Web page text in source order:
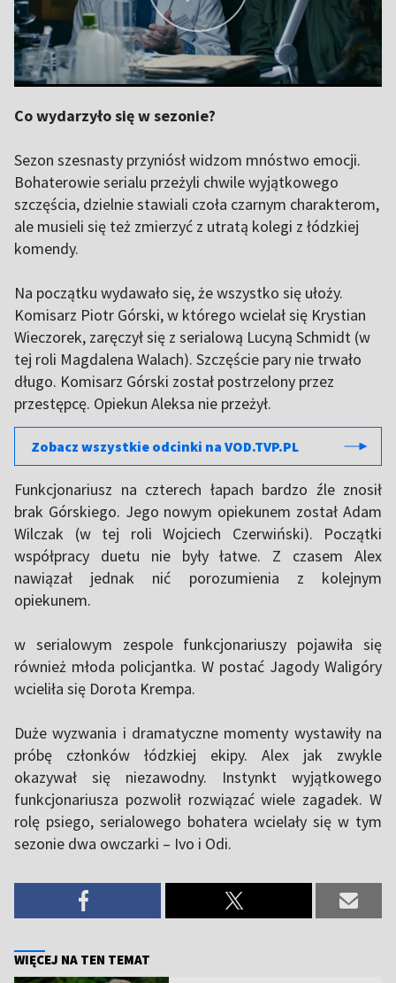
Co wydarzyło się w sezonie?
Sezon szesnasty przyniósł widzom mnóstwo emocji.
Bohaterowie serialu przeżyli chwile wyjątkowego
szczęścia, dzielnie stawiali czoła czarnym charakterom,
ale musieli się też zmierzyć z utratą kolegi z łódzkiej
komendy.
Na początku wydawało się, że wszystko się ułoży.
Komisarz Piotr Górski, w którego wcielał się Krystian
Wieczorek, zaręczył się z serialową Lucyną Schmidt (w
tej roli Magdalena Walach). Szczęście pary nie trwało
długo. Komisarz Górski został postrzelony przez
przestępcę. Opiekun Aleksa nie przeżył.
Zobacz wszystkie odcinki na VOD.TVP.PL
Funkcjonariusz na czterech łapach bardzo źle znosił
brak Górskiego. Jego nowym opiekunem został Adam
Wilczak (w tej roli Wojciech Czerwiński). Początki
współpracy duetu nie były łatwe. Z czasem Alex
nawiązał jednak nić porozumienia z kolejnym
opiekunem.
w serialowym zespole funkcjonariuszy pojawiła się
również młoda policjantka. W postać Jagody Waligóry
wcieliła się Dorota Krempa.
Duże wyzwania i dramatyczne momenty wystawiły na
próbę członków łódzkiej ekipy. Alex jak zwykle
okazywał się niezawodny. Instynkt wyjątkowego
funkcjonariusza pozwolił rozwiązać wiele zagadek. W
rolę psiego, serialowego bohatera wcielały się w tym
sezonie dwa owczarki – Ivo i Odi.
WIĘCEJ NA TEN TEMAT